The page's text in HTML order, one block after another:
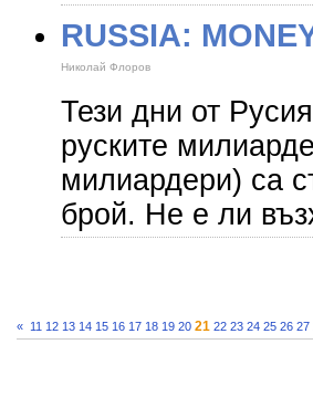
RUSSIA:
Николай Флоров
Тези дни от
руските
милиардери) са
брой. Не е ли
« 11 12 13 14 15 16 17 18 19 20 21 22 23 24 25 26 27